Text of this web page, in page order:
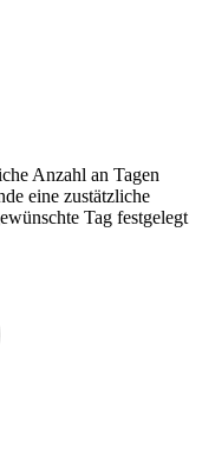
Anzahl an Tagen
eine zustätzliche
Tag festgelegt